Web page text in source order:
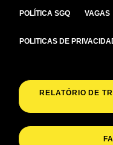
POLÍTICA SGQ VAGAS
POLITICAS DE
RELATÓRIO DE